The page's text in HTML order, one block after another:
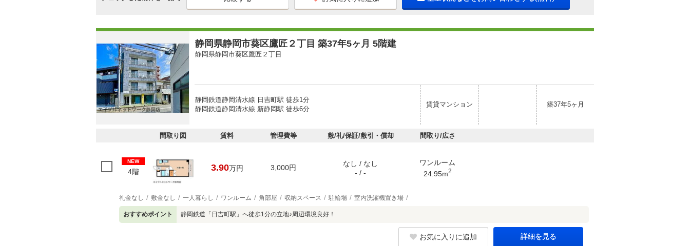
静岡県静岡市葵区鷹匠２丁目 築37年5ヶ月 5階建
静岡県静岡市葵区鷹匠２丁目
静岡鉄道静岡清水線 日吉町駅 徒歩1分
静岡鉄道静岡清水線 新静岡駅 徒歩6分
賃貸マンション 築37年5ヶ月
間取り図 賃料 管理費等 敷/礼/保証/敷引・償却 間取り/広さ
NEW
4階 3.90万円 3,000円
なし / なし
- / -
ワンルーム
24.95m2
礼金なし 敷金なし 一人暮らし ワンルーム 角部屋 収納スペース 駐輪場 室内洗濯機置き場
おすすめポイント 静岡鉄道「日吉町駅」へ徒歩1分の立地♪周辺環境良好！
お気に入りに追加 詳細を見る